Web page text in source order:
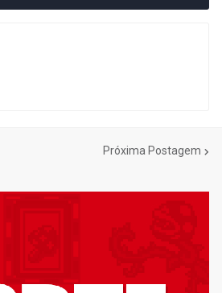
Próxima Postagem